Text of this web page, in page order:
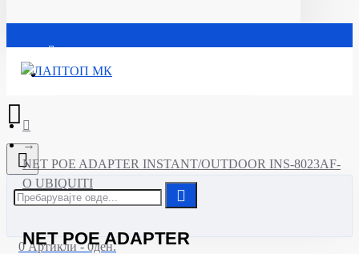
Почетна
0 Артикли - 0ден.
NET POE ADAPTER INSTANT/OUTDOOR INS-8023AF-
O UBIQUITI
NET POE ADAPTER